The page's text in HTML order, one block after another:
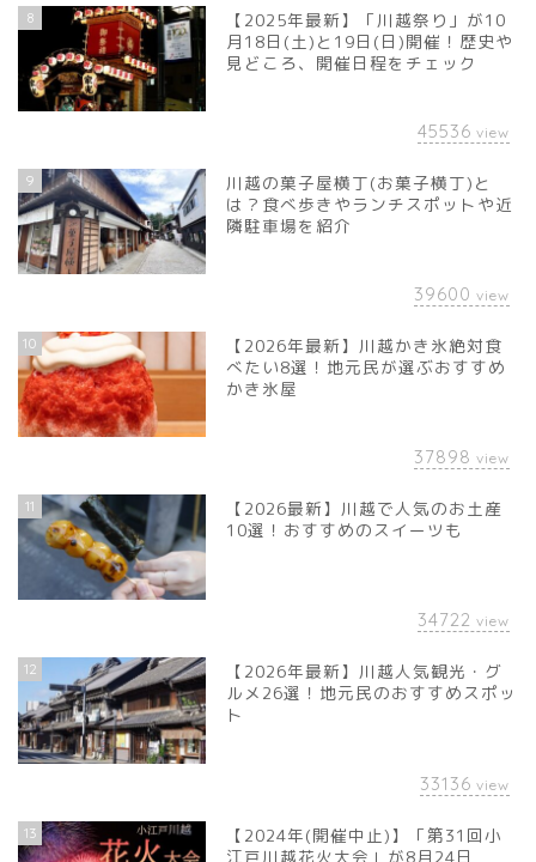
8
【2025年最新】「川越祭り」が10
月18日(土)と19日(日)開催！歴史や
見どころ、開催日程をチェック
45536 view
9
川越の菓子屋横丁(お菓子横丁)と
は？食べ歩きやランチスポットや近
隣駐車場を紹介
39600 view
10
【2026年最新】川越かき氷絶対食
べたい8選！地元民が選ぶおすすめ
かき氷屋
37898 view
11
【2026最新】川越で人気のお土産
10選！おすすめのスイーツも
34722 view
12
【2026年最新】川越人気観光・グ
ルメ26選！地元民のおすすめスポッ
ト
33136 view
13
【2024年(開催中止)】「第31回小
江戸川越花火大会」が8月24日